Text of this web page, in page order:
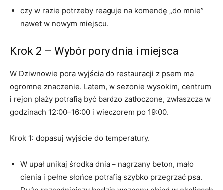
czy w razie potrzeby reaguje na komendę „do mnie”
nawet w nowym miejscu.
Krok 2 – Wybór pory dnia i miejsca
W Dziwnowie pora wyjścia do restauracji z psem ma
ogromne znaczenie. Latem, w sezonie wysokim, centrum
i rejon plaży potrafią być bardzo zatłoczone, zwłaszcza w
godzinach 12:00–16:00 i wieczorem po 19:00.
Krok 1: dopasuj wyjście do temperatury.
W upał unikaj środka dnia – nagrzany beton, mało
cienia i pełne słońce potrafią szybko przegrzać psa.